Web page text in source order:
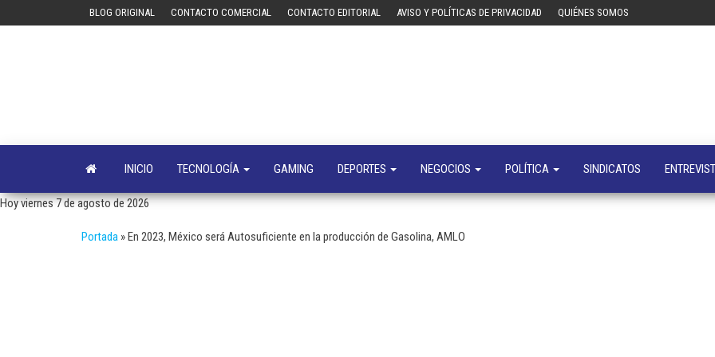
BLOG ORIGINAL CONTACTO COMERCIAL CONTACTO EDITORIAL AVISO Y POLÍTICAS DE PRIVACIDAD QUIÉNES SOMOS
negocios
INICIO TECNOLOGÍA GAMING DEPORTES NEGOCIOS POLÍTICA SINDICATOS
Hoy viernes 7 de agosto de 2026
Portada »En 2023, México será Autosuficiente en la producción de Gasolina, AMLO